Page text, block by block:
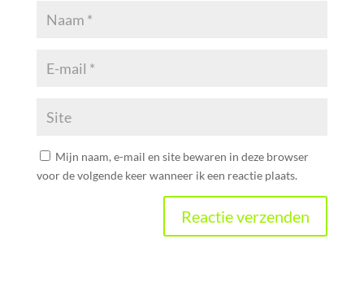
Mijn naam, e-mail en site bewaren in deze browser
voor de volgende keer wanneer ik een reactie plaats.